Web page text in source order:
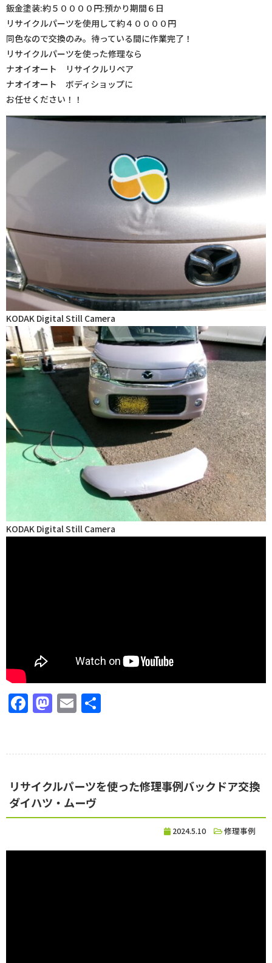
鈑金塗装:約５００００円:預かり期間６日
リサイクルパーツを使用して約４００００円
同色なので交換のみ。待っている間に作業完了！
リサイクルパーツを使った修理なら
ナオイオート リサイクルリペア
ナオイオート ボディショップに
お任せください！！
KODAK Digital Still Camera
KODAK Digital Still Camera
Facebook
Mastodon
Email
リサイクルパーツを使った修理事例バックドア交換
ダイハツ・ムーヴ
2024.5.10 修理事例